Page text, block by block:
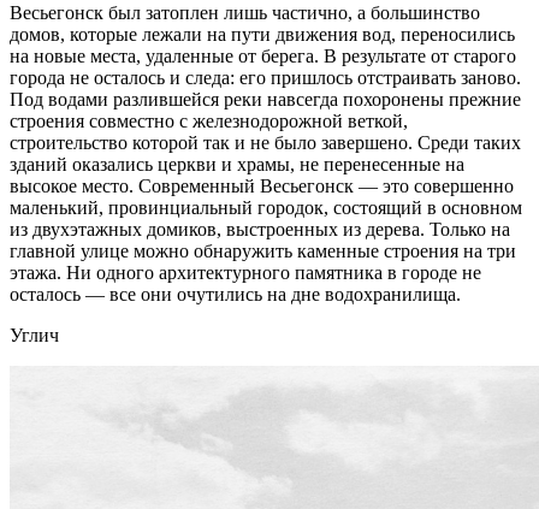
Весьегонск был затоплен лишь частично, а большинство
домов, которые лежали на пути движения вод, переносились
на новые места, удаленные от берега. В результате от старого
города не осталось и следа: его пришлось отстраивать заново.
Под водами разлившейся реки навсегда похоронены прежние
строения совместно с железнодорожной веткой,
строительство которой так и не было завершено. Среди таких
зданий оказались церкви и храмы, не перенесенные на
высокое место. Современный Весьегонск — это совершенно
маленький, провинциальный городок, состоящий в основном
из двухэтажных домиков, выстроенных из дерева. Только на
главной улице можно обнаружить каменные строения на три
этажа. Ни одного архитектурного памятника в городе не
осталось — все они очутились на дне водохранилища.
Углич